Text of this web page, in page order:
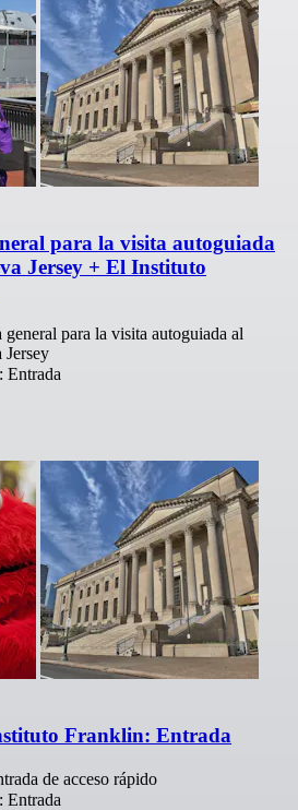
para la visita autoguiada
Jersey + El Instituto
para la visita autoguiada al
Jersey
Entrada
Franklin: Entrada
de acceso rápido
Entrada